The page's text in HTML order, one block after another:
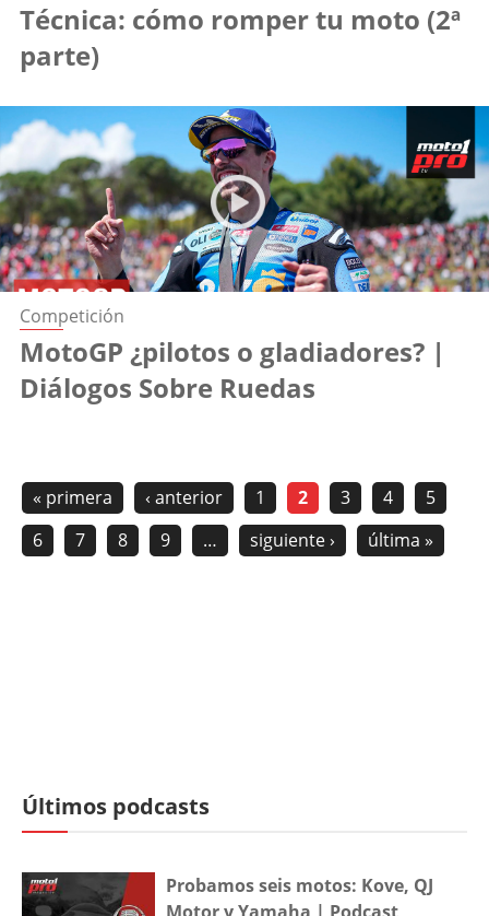
Técnica: cómo romper tu moto (2ª
parte)
Competición
MotoGP ¿pilotos o gladiadores? |
Diálogos Sobre Ruedas
« primera ‹ anterior 1 2 3 4
5
6
7 8 9 … siguiente › última »
Últimos podcasts
Probamos seis motos: Kove, QJ